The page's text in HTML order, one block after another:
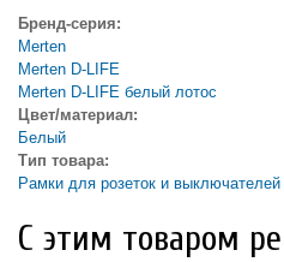
Бренд-серия:
Merten
Merten D-LIFE
Merten D-LIFE белый лотос
Цвет/материал:
Белый
Тип товара:
Рамки для розеток и выключателей
С этим товаром